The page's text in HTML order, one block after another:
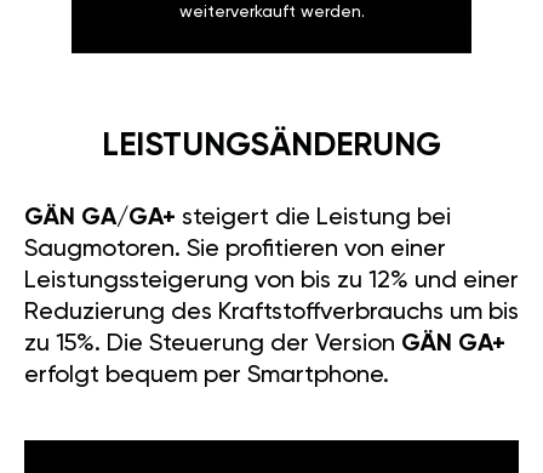
weiterverkauft werden.
LEISTUNGSÄNDERUNG
GÄN GA/GA+ steigert die Leistung bei
Saugmotoren. Sie profitieren von einer
Leistungssteigerung von bis zu 12% und einer
Reduzierung des Kraftstoffverbrauchs um bis
zu 15%. Die Steuerung der Version GÄN GA+
erfolgt bequem per Smartphone.